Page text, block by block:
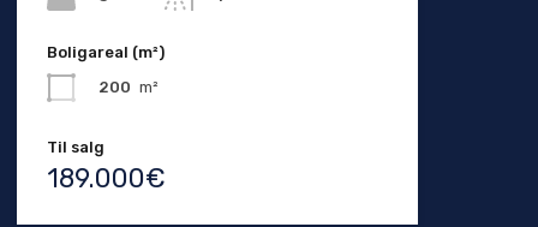
Boligareal (m²)
200 m²
Til salg
189.000€